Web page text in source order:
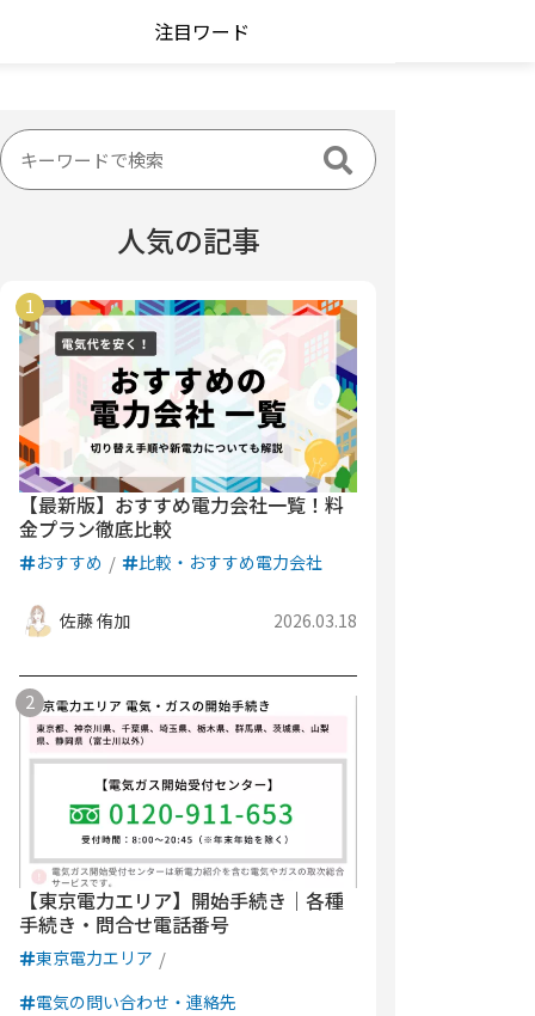
注目ワード
人気の記事
【最新版】おすすめ電力会社一覧！料
金プラン徹底比較
おすすめ 比較・おすすめ電力会社
佐藤 侑加 2026.03.18
【東京電力エリア】開始手続き｜各種
手続き・問合せ電話番号
東京電力エリア
電気の問い合わせ・連絡先